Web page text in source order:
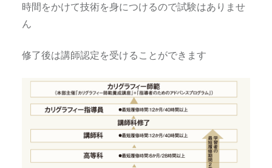
時間をかけて技術を身につけるので試験はありませ
ん
修了後は講師認定を受けることができます